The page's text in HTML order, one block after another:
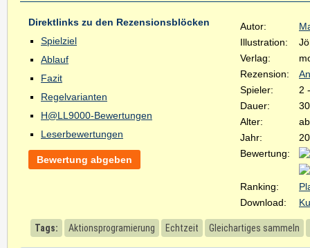
Direktlinks zu den Rezensionsblöcken
Spielziel
Ablauf
Fazit
Regelvarianten
H@LL9000-Bewertungen
Leserbewertungen
Bewertung abgeben
Autor:
Illustration:
Verlag:
Rezension:
Spieler:
2
Dauer:
Alter:
Jahr:
Bewertung:
Ranking:
Download:
Tags: Aktionsprogramierung Echtzeit Gleichartiges sammeln